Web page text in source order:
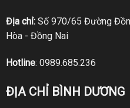
Địa chỉ:Số 970/65 Đường
Hòa - Đồng Nai
Hotline: 0989.685.236
ĐỊA CHỈ BÌNH DƯƠNG